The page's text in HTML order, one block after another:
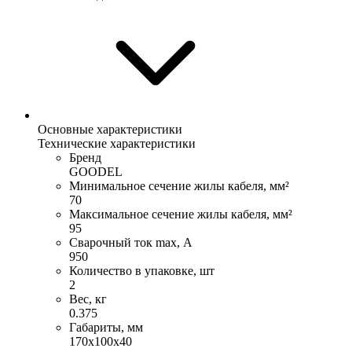
Основные характеристики
Технические характеристики
Бренд
GOODEL
Минимальное сечение жилы кабеля, мм²
70
Максимальное сечение жилы кабеля, мм²
95
Сварочный ток max, А
950
Количество в упаковке, шт
2
Вес, кг
0.375
Габариты, мм
170х100х40